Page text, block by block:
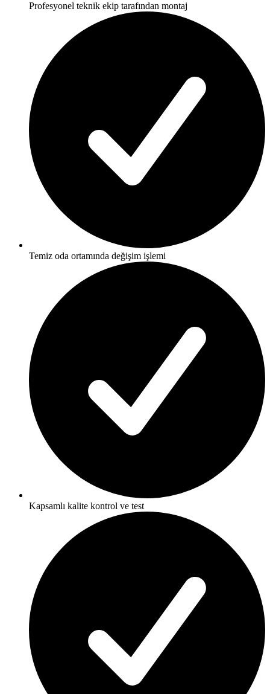
Profesyonel teknik ekip tarafından montaj
Temiz oda ortamında değişim işlemi
Kapsamlı kalite kontrol ve test